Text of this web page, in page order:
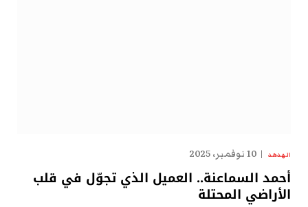
الهدهد 10 نوفمبر، 2025
أحمد السماعنة.. العميل الذي تجوّل في قلب
الأراضي المحتلة